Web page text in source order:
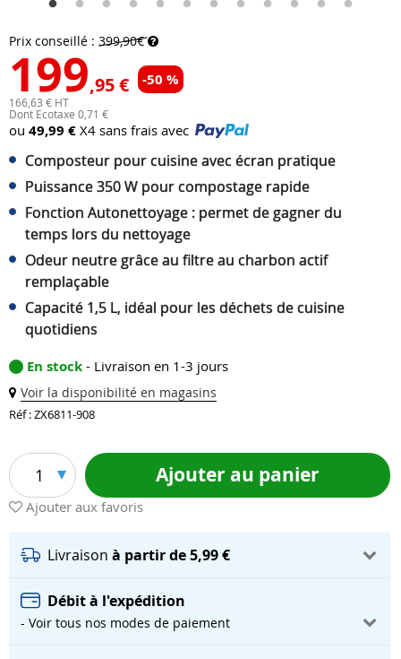
Prix conseillé : 399,90€
199,95 € -50 %
166,63 € HT
Dont Ecotaxe 0,71 €
ou 49,99 € X4 sans frais avec
Composteur pour cuisine avec écran pratique
Puissance 350 W pour compostage rapide
Fonction Autonettoyage : permet de gagner du
temps lors du nettoyage
Odeur neutre grâce au filtre au charbon actif
remplaçable
Capacité 1,5 L, idéal pour les déchets de cuisine
quotidiens
En stock - Livraison en 1-3 jours
Voir la disponibilité en magasins
Réf : ZX6811-908
1 Ajouter au panier
Ajouter aux favoris
Livraison à partir de 5,99 €
Débit à l'expédition
- Voir tous nos modes de paiement